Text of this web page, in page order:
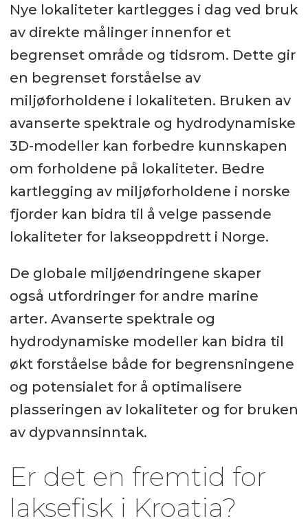
Nye lokaliteter kartlegges i dag ved bruk
av direkte målinger innenfor et
begrenset område og tidsrom. Dette gir
en begrenset forståelse av
miljøforholdene i lokaliteten. Bruken av
avanserte spektrale og hydrodynamiske
3D-modeller kan forbedre kunnskapen
om forholdene på lokaliteter. Bedre
kartlegging av miljøforholdene i norske
fjorder kan bidra til å velge passende
lokaliteter for lakseoppdrett i Norge.
De globale miljøendringene skaper
også utfordringer for andre marine
arter. Avanserte spektrale og
hydrodynamiske modeller kan bidra til
økt forståelse både for begrensningene
og potensialet for å optimalisere
plasseringen av lokaliteter og for bruken
av dypvannsinntak.
Er det en fremtid for
laksefisk i Kroatia?